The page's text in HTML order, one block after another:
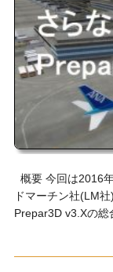
概要 今回は2016
ドマーチン社(LM
Prepar3D v3.Xの